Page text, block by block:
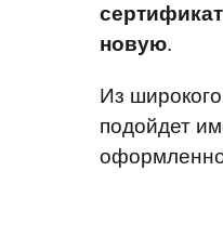
новую.
Из
подойдет